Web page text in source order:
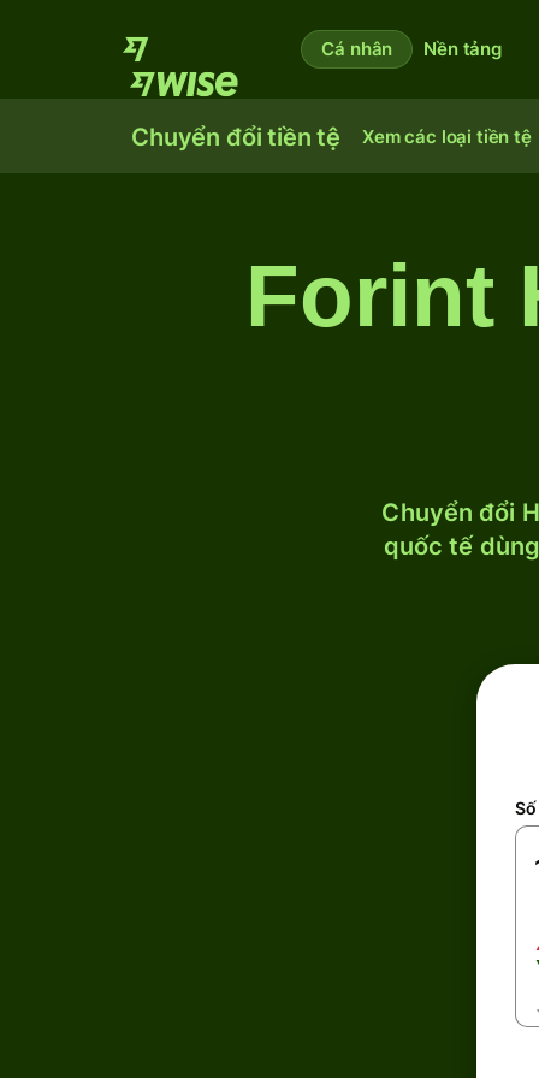
Cá nhân Nền tảng
Chuyển đổi tiền tệ Xem các loại tiền tệ
Forint
Chuyển đổi
quốc tế